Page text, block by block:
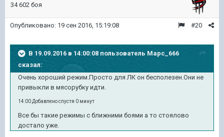
34 602 боя
#20
Опубликовано: 19 сен 2016, 15:19:08
В 19.09.2016 в 14:00:08 пользователь Mapc_666
сказал:
Очень хороший режим.Просто для ЛК он бесполезен.Они не
привыкли в мясорубку идти.
14:00 Добавлено спустя 0 минут
Все бы такие режимы с ближними боями а то стоялово
достало уже.